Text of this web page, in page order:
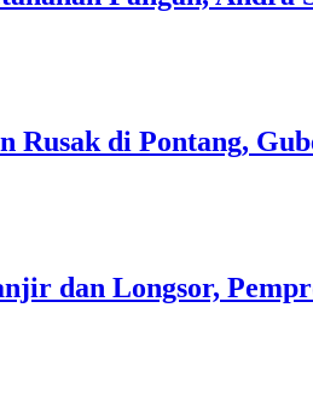
Rusak di Pontang,
dan Longsor,